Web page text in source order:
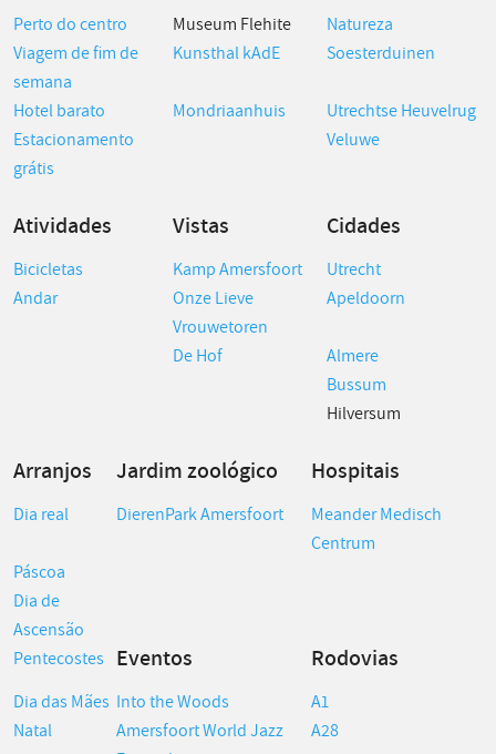
Perto do centro Museum Flehite
Natureza
Viagem de fim de
semana
Kunsthal kAdE Soesterduinen
Hotel barato Mondriaanhuis
Utrechtse Heuvelrug
Estacionamento
grátis
Veluwe
Atividades Vistas Cidades
Bicicletas Kamp Amersfoort
Utrecht
Andar
Onze Lieve
Vrouwetoren
Apeldoorn
De Hof
Almere
Bussum
Hilversum
Arranjos Jardim zoológico Hospitais
Dia real DierenPark Amersfoort
Meander Medisch
Centrum
Páscoa
Dia de
Ascensão
Pentecostes Eventos Rodovias
Dia das Mães Into the Woods
A1
Natal
Amersfoort World Jazz
A28